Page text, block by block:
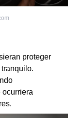
proteger
ocurriera